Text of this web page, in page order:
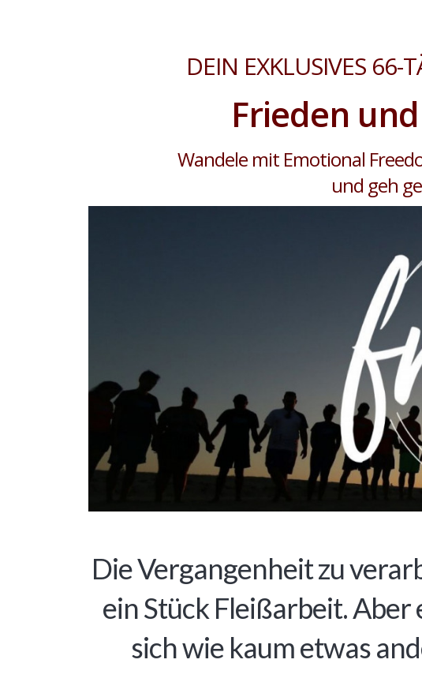
DEIN EXKLUSIVES 66-
Frieden
Wandele mit Emotional
und geh
Die Vergangenheit zu
ein Stück Fleißarbeit. Aber
sich wie kaum etwas